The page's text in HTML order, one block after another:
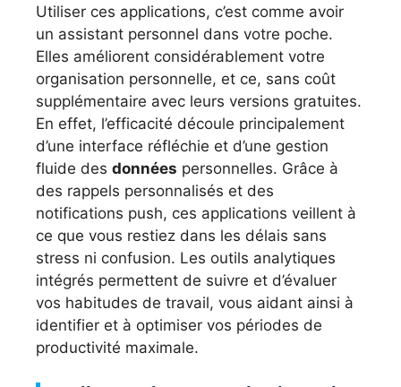
Utiliser ces applications, c’est comme avoir
un assistant personnel dans votre poche.
Elles améliorent considérablement votre
organisation personnelle, et ce, sans coût
supplémentaire avec leurs versions gratuites.
En effet, l’efficacité découle principalement
d’une interface réfléchie et d’une gestion
fluide des données personnelles. Grâce à
des rappels personnalisés et des
notifications push, ces applications veillent à
ce que vous restiez dans les délais sans
stress ni confusion. Les outils analytiques
intégrés permettent de suivre et d’évaluer
vos habitudes de travail, vous aidant ainsi à
identifier et à optimiser vos périodes de
productivité maximale.